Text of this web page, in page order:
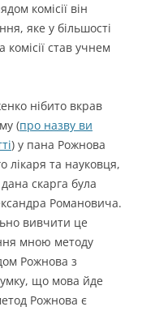
комісії він
яке у більшості
став учнем
нібито вкрав
(про назву ви
) у пана Рожнова
лікаря та науковця,
скарга була
Романовича.
вивчити це
мною методу
Рожнова з
що мова йде
Рожнова є